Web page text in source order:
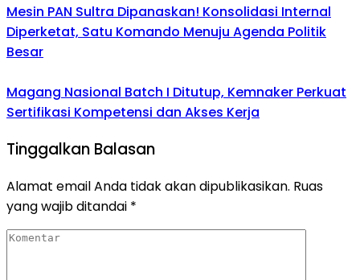
Mesin PAN Sultra Dipanaskan! Konsolidasi Internal
Diperketat, Satu Komando Menuju Agenda Politik
Besar
Magang Nasional Batch I Ditutup, Kemnaker Perkuat
Sertifikasi Kompetensi dan Akses Kerja
Tinggalkan Balasan
Alamat email Anda tidak akan dipublikasikan. Ruas
yang wajib ditandai *